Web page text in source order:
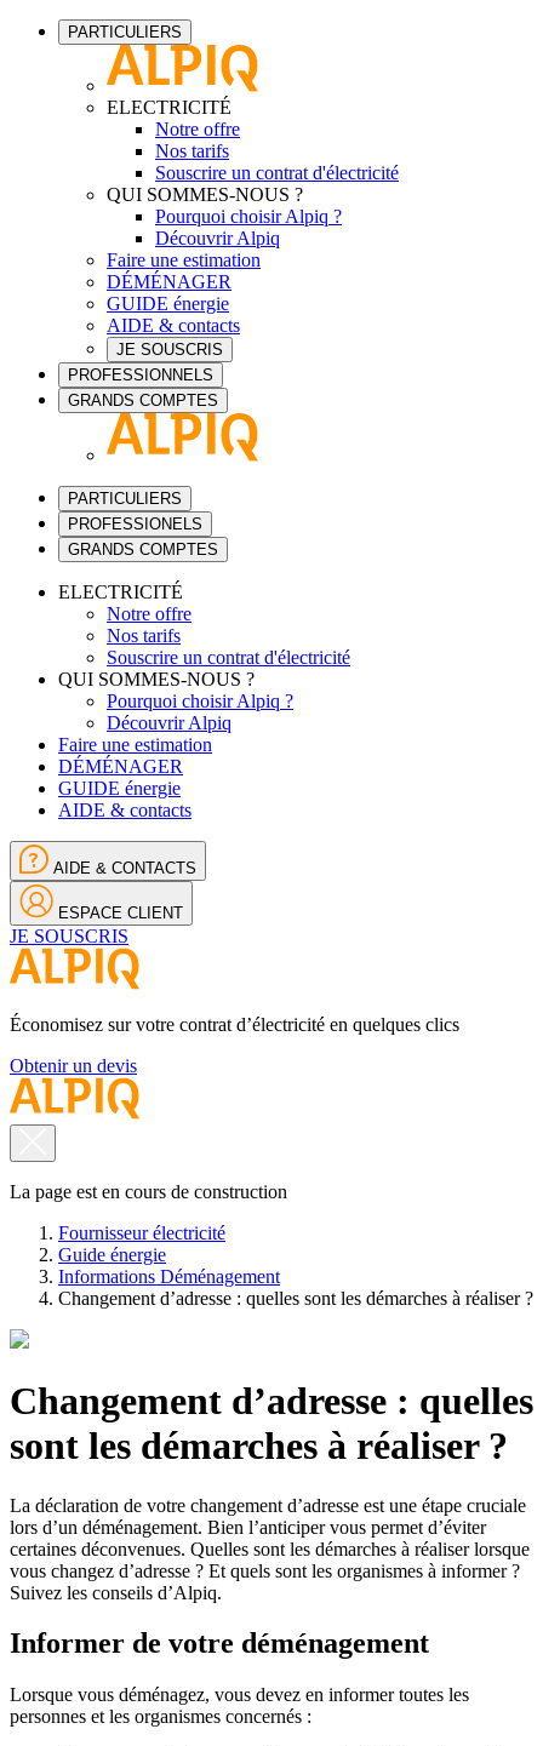
PARTICULIERS
ELECTRICITÉ
Notre offre
Nos tarifs
Souscrire un contrat d'électricité
QUI SOMMES-NOUS ?
Pourquoi choisir Alpiq ?
Découvrir Alpiq
Faire une estimation
DÉMÉNAGER
GUIDE énergie
AIDE & contacts
JE SOUSCRIS
PROFESSIONNELS
GRANDS COMPTES
PARTICULIERS
PROFESSIONELS
GRANDS COMPTES
ELECTRICITÉ
Notre offre
Nos tarifs
Souscrire un contrat d'électricité
QUI SOMMES-NOUS ?
Pourquoi choisir Alpiq ?
Découvrir Alpiq
Faire une estimation
DÉMÉNAGER
GUIDE énergie
AIDE & contacts
AIDE & CONTACTS
ESPACE CLIENT
JE SOUSCRIS
Économisez sur votre contrat d’électricité en quelques clics
Obtenir un devis
La page est en cours de construction
Fournisseur électricité
Guide énergie
Informations Déménagement
Changement d’adresse : quelles sont les démarches à réaliser ?
Changement d’adresse : quelles
sont les démarches à réaliser ?
La déclaration de votre changement d’adresse est une étape cruciale
lors d’un déménagement. Bien l’anticiper vous permet d’éviter
certaines déconvenues. Quelles sont les démarches à réaliser lorsque
vous changez d’adresse ? Et quels sont les organismes à informer ?
Suivez les conseils d’Alpiq.
Informer de votre déménagement
Lorsque vous déménagez, vous devez en informer toutes les
personnes et les organismes concernés :